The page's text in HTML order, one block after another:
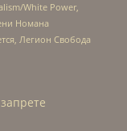
White Power,
Номана
Легион Свобода